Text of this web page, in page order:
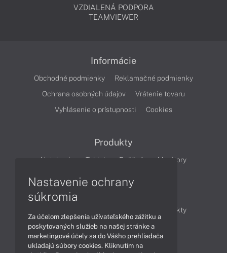
VZDIALENÁ PODPORA
TEAMVIEWER
Informácie
Obchodné podmienky
Reklamačné podmienky
Ochrana osobných údajov
Vrátenie tovaru
Vyhlásenie o prístupnosti
Cookies
Produkty
Notebooky Tablety Počítače Monitory
Produkty
Technológie
Videá
Nastavenie ochrany
súkromia
Za účelom zlepšenia užívateľského zážitku a
poskytovaných služieb na našej stránke a
marketingové účely sa do Vášho prehliadača
ukladajú súbory cookies. Kliknutím na